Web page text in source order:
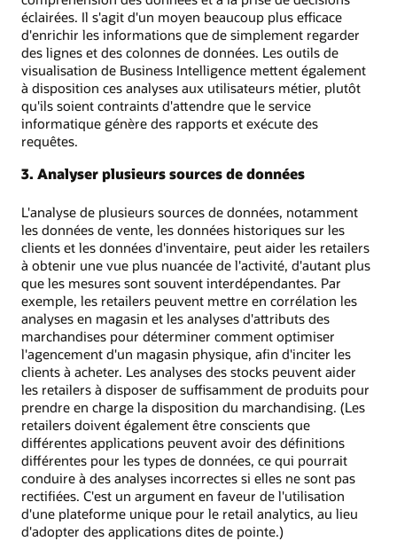
éclairées. Il s'agit d'un moyen beaucoup plus efficace
d'enrichir les informations que de simplement regarder
des lignes et des colonnes de données. Les outils de
visualisation de Business Intelligence mettent également
à disposition ces analyses aux utilisateurs métier, plutôt
qu'ils soient contraints d'attendre que le service
informatique génère des rapports et exécute des
requêtes.
3. Analyser plusieurs sources de données
L'analyse de plusieurs sources de données, notamment
les données de vente, les données historiques sur les
clients et les données d'inventaire, peut aider les retailers
à obtenir une vue plus nuancée de l'activité, d'autant plus
que les mesures sont souvent interdépendantes. Par
exemple, les retailers peuvent mettre en corrélation les
analyses en magasin et les analyses d'attributs des
marchandises pour déterminer comment optimiser
l'agencement d'un magasin physique, afin d'inciter les
clients à acheter. Les analyses des stocks peuvent aider
les retailers à disposer de suffisamment de produits pour
prendre en charge la disposition du marchandising. (Les
retailers doivent également être conscients que
différentes applications peuvent avoir des définitions
différentes pour les types de données, ce qui pourrait
conduire à des analyses incorrectes si elles ne sont pas
rectifiées. C'est un argument en faveur de l'utilisation
d'une plateforme unique pour le retail analytics, au lieu
d'adopter des applications dites de pointe.)